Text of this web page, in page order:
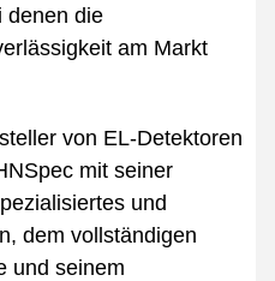
denen die
am Markt
von EL-Detektoren
mit seiner
und
dem vollständigen
und seinem